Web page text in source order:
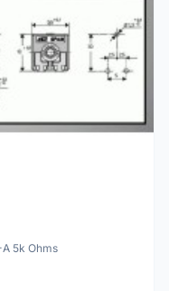
5k Ohms